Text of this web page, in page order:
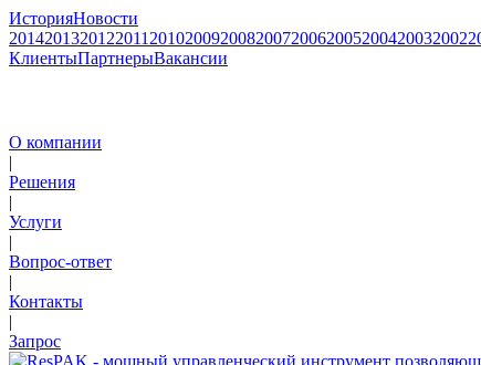
ИсторияНовости
2014201320122011 201020092008200720062005200420032002
КлиентыПартнерыВакансии
О компании
|
Решения
|
Услуги
|
Вопрос-ответ
|
Контакты
|
Запрос